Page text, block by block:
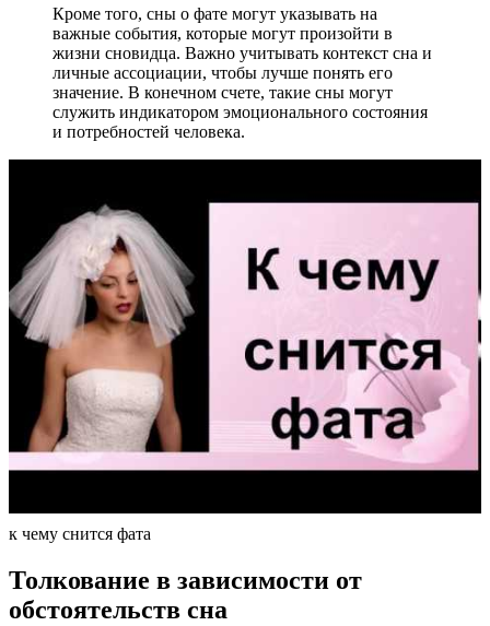
Кроме того, сны о фате могут указывать на
важные события, которые могут произойти в
жизни сновидца. Важно учитывать контекст сна и
личные ассоциации, чтобы лучше понять его
значение. В конечном счете, такие сны могут
служить индикатором эмоционального состояния
и потребностей человека.
к чему снится фата
Толкование в зависимости от
обстоятельств сна